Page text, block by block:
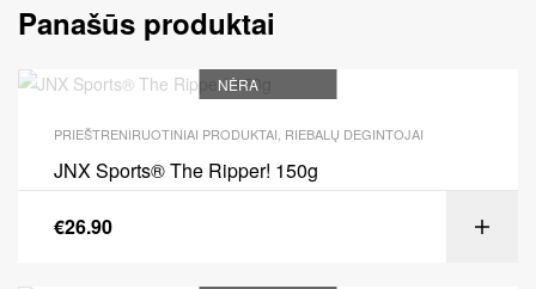
Panašūs produktai
NĖRA
PRIEŠTRENIRUOTINIAI PRODUKTAI RIEBALŲ DEGINTOJAI
JNX Sports® The Ripper! 150g
€26.90